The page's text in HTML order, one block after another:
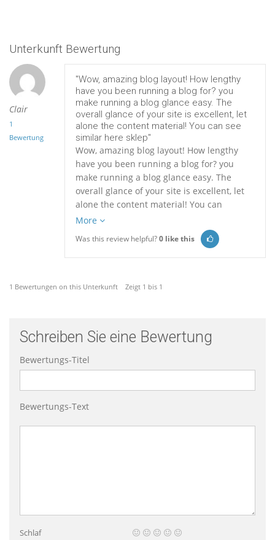
Unterkunft Bewertung
Clair
1
Bewertung
"Wow, amazing blog layout! How lengthy
have you been running a blog for? you
make running a blog glance easy. The
overall glance of your site is excellent, let
alone the content material! You can see
similar here sklep"
Wow, amazing blog layout! How lengthy
have you been running a blog for? you
make running a blog glance easy. The
overall glance of your site is excellent, let
alone the content material! You can
More
Was this review helpful?0like this
1 Bewertungen on this Unterkunft Zeigt 1 bis 1
Schreiben Sie eine Bewertung
Bewertungs-Titel
Bewertungs-Text
Schlaf